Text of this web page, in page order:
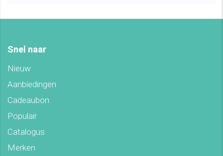
Snel naar
Nieuw
Aanbiedingen
Cadeaubon
Populair
Catalogus
Merken